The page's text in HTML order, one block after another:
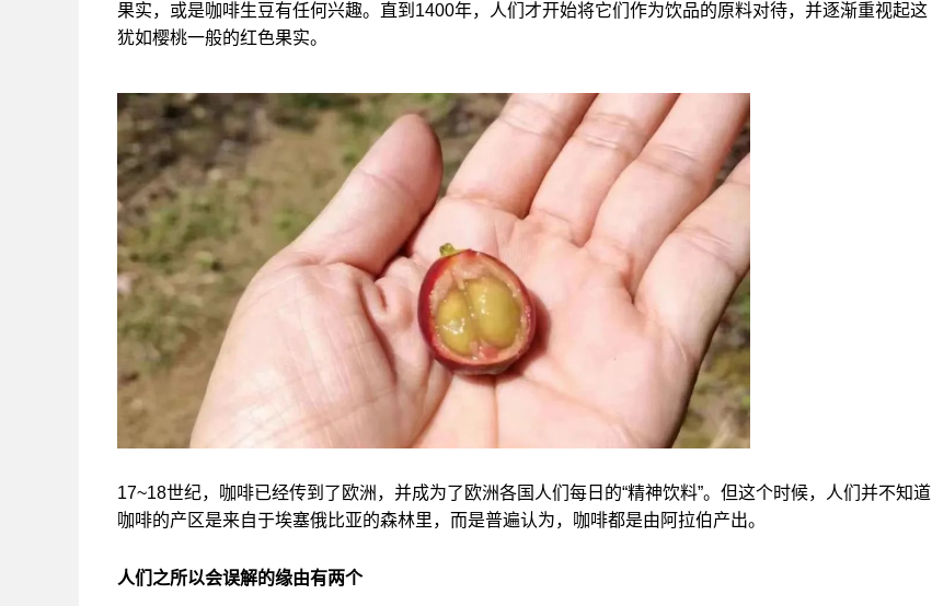
果实，或是咖啡生豆有任何兴趣。直到1400年，人们才开始将它们作为饮品的原料对待，并逐渐重视起这
犹如樱桃一般的红色果实。
17~18世纪，咖啡已经传到了欧洲，并成为了欧洲各国人们每日的“精神饮料”。但这个时候，人们并不知道
咖啡的产区是来自于埃塞俄比亚的森林里，而是普遍认为，咖啡都是由阿拉伯产出。
人们之所以会误解的缘由有两个